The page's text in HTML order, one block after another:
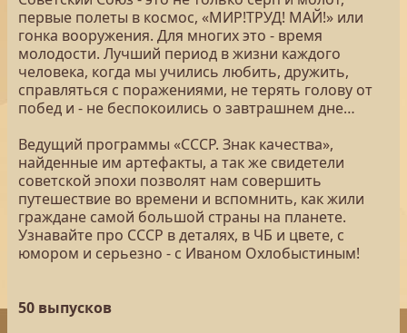
первые полеты в космос, «МИР!ТРУД! МАЙ!» или
гонка вооружения. Для многих это - время
молодости. Лучший период в жизни каждого
человека, когда мы учились любить, дружить,
справляться с поражениями, не терять голову от
побед и - не беспокоились о завтрашнем дне…
Ведущий программы «СССР. Знак качества»,
найденные им артефакты, а так же свидетели
советской эпохи позволят нам совершить
путешествие во времени и вспомнить, как жили
граждане самой большой страны на планете.
Узнавайте про СССР в деталях, в ЧБ и цвете, с
юмором и серьезно - с Иваном Охлобыстиным!
50 выпусков